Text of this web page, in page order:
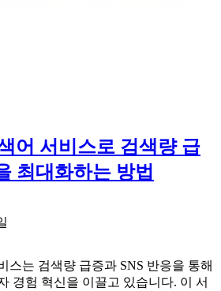
어 서비스로 검색량 급
최대화하는 방법
스는 검색량 급증과 SNS 반응을 통해
경험 혁신을 이끌고 있습니다. 이 서